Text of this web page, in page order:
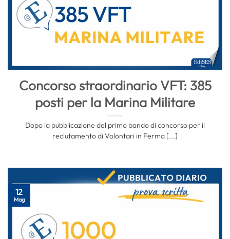
Concorso straordinario VFT: 385
posti per la Marina Militare
Dopo la pubblicazione del primo bando di concorso per il
reclutamento di Volontari in Ferma [...]
12
Mag